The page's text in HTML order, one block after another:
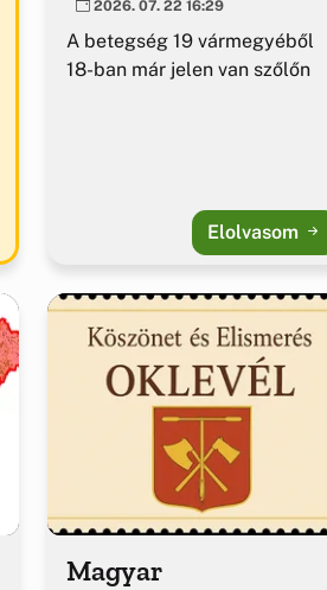
2026. 07. 22 16:29
A betegség 19 vármegyéből
18-ban már jelen van szőlőn
Elolvasom
Magyar